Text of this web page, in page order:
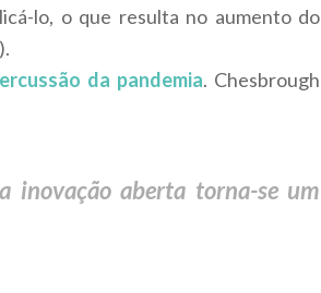
lo, o que resulta no aumento do
da pandemia. Chesbrough
inovação aberta torna-se um